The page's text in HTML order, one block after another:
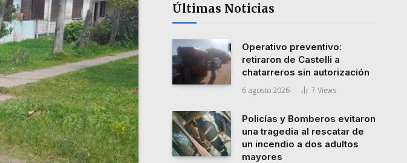
Últimas Noticias
Operativo preventivo:
retiraron de Castelli a
chatarreros sin autorización
6 agosto 2026 7 Views
Policías y Bomberos evitaron
una tragedia al rescatar de
un incendio a dos adultos
mayores